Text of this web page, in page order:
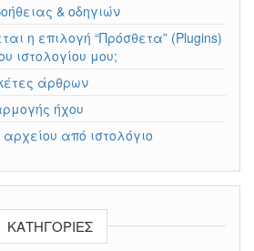
& οδηγιών
η επιλογή “Πρόσθετα” (Plugins)
ιστολογίου μου;
άρθρων
ήχου
από ιστολόγιο
KΑΤΗΓΟΡΊΕΣ